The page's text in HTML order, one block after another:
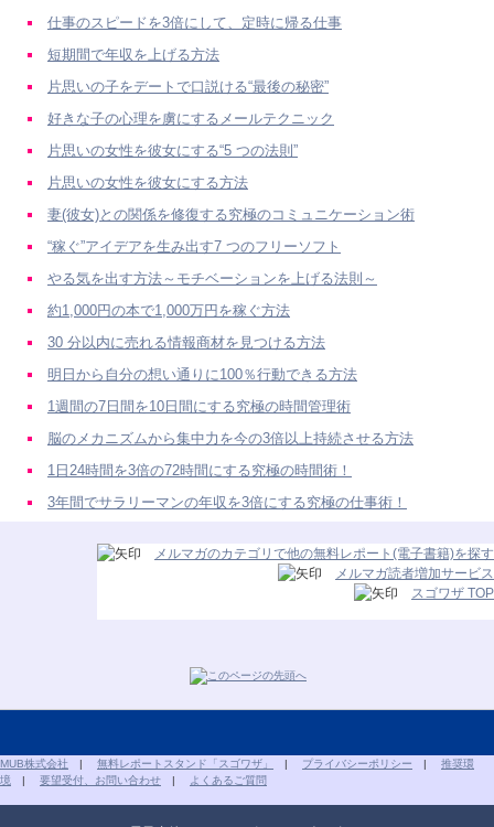
仕事のスピードを3倍にして、定時に帰る仕事
短期間で年収を上げる方法
片思いの子をデートで口説ける“最後の秘密”
好きな子の心理を虜にするメールテクニック
片思いの女性を彼女にする“5 つの法則”
片思いの女性を彼女にする方法
妻(彼女)との関係を修復する究極のコミュニケーション術
“稼ぐ”アイデアを生み出す7 つのフリーソフト
やる気を出す方法～モチベーションを上げる法則～
約1,000円の本で1,000万円を稼ぐ方法
30 分以内に売れる情報商材を見つける方法
明日から自分の想い通りに100％行動できる方法
1週間の7日間を10日間にする究極の時間管理術
脳のメカニズムから集中力を今の3倍以上持続させる方法
1日24時間を3倍の72時間にする究極の時間術！
3年間でサラリーマンの年収を3倍にする究極の仕事術！
メルマガのカテゴリで他の無料レポート(電子書籍)を探す
メルマガ読者増加サービス
スゴワザ TOP
MUB株式会社 | 無料レポートスタンド「スゴワザ」 | プライバシーポリシー | 推奨環
境 | 要望受付、お問い合わせ | よくあるご質問